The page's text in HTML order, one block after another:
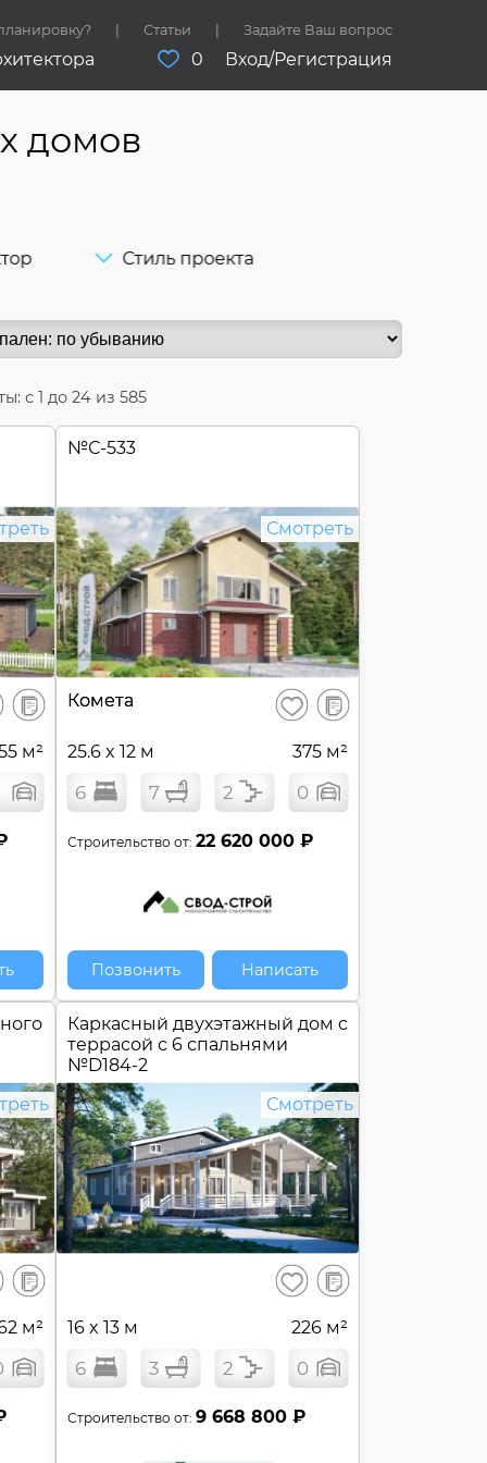
Статьи Задайте Ваш вопрос
0 Вход/Регистрация
домов
Стиль проекта
с 1 до 24из 585
В
сравнение
м²
№С-533
Смотреть
Комета Сохранить
В
сравнение
25.6 x 12 м 375 м²
6 7 2 0
Строительство от:22 620 000 ₽
Позвонить Написать
В
сравнение
м²
Каркасный двухэтажный дом c
террасой с 6 спальнями
№D184-2
Смотреть
Сохранить
В
сравнение
16 x 13 м 226 м²
6 3 2 0
Строительство от:9 668 800 ₽